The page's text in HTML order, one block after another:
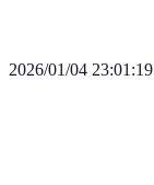
2026/01/04 23:01:19